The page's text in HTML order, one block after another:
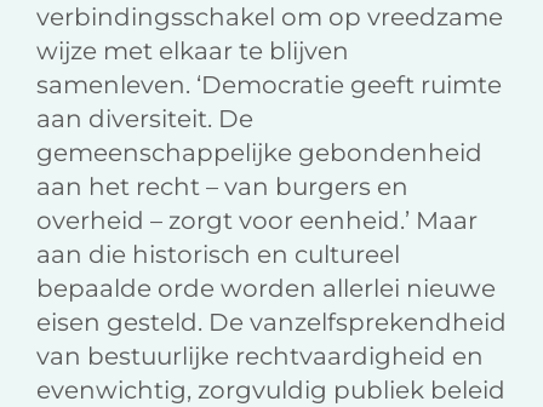
verbindingsschakel om op vreedzame
wijze met elkaar te blijven
samenleven. ‘Democratie geeft ruimte
aan diversiteit. De
gemeenschappelijke gebondenheid
aan het recht – van burgers en
overheid – zorgt voor eenheid.’ Maar
aan die historisch en cultureel
bepaalde orde worden allerlei nieuwe
eisen gesteld. De vanzelfsprekendheid
van bestuurlijke rechtvaardigheid en
evenwichtig, zorgvuldig publiek beleid